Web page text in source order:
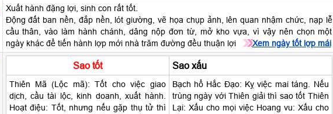
Xuất hành đặng lợi, sinh con rất tốt.
Động đất ban nền, đắp nền, lót giường, vẽ họa chụp ảnh, lên quan nhậm chức, nạp lễ
cầu thân, vào làm hành chánh, dâng nộp đơn từ, mở kho vựa, vì vậy nên chọn một
ngày khác để tiến hành lợp mới nhà trăm đường đều thuận lợi
Xem ngày tốt lợp mái
Sao tốt Sao xấu
Thiên Mã (Lộc mã): Tốt cho việc giao
dịch, cầu tài lộc, kinh doanh, xuất hành.
Hoạt điệu: Tốt, nhưng nếu gặp thụ tử thì
Bạch hổ Hắc Đạo: Kỵ việc mai táng. Nếu
trùng ngày với Thiên giải thì sao tốt Thiên
Lại: Xấu cho mọi việc Hoang vu: Xấu cho